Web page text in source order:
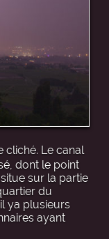
cliché. Le canal
dont le point
sur la partie
du
ya plusieurs
ayant